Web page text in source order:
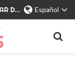
FABRICANTE DE TEXTILES PARA EL HOGAR DE MARCA PRIVADA Español